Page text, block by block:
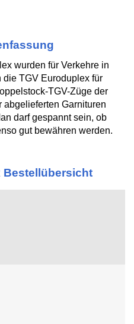
wurden für Verkehre in
die TGV Euroduplex für
TGV-Züge der
abgelieferten Garnituren
darf gespannt sein, ob
gut bewähren werden.
Bestellübersicht